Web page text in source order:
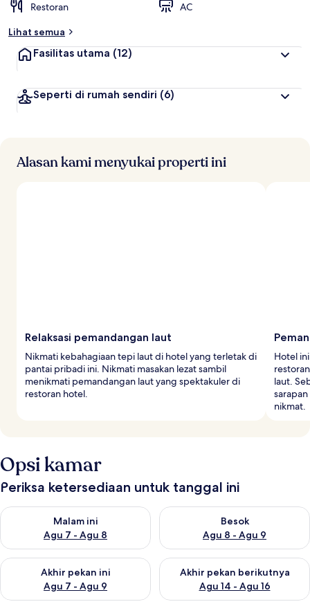
Restoran
AC
Lihat semua
Fasilitas utama (12)
Seperti di rumah sendiri (6)
Alasan kami menyukai properti ini
Relaksasi pemandangan laut
Nikmati kebahagiaan tepi laut di hotel yang terletak di
pantai pribadi ini. Nikmati masakan lezat sambil
menikmati pemandangan laut yang spektakuler di
restoran hotel.
Hotel
laut.
nikmat.
Opsi kamar
Periksa ketersediaan untuk tanggal ini
Malam ini
Agu 7 - Agu 8
Periksa ketersediaan untuk malam ini Agu 7 - Agu 8
Besok
Agu 8 - Agu 9
Periksa ketersediaan untuk
Akhir pekan ini
Agu 7 - Agu 9
Periksa ketersediaan untuk akhir pekan ini Agu 7 - Agu 9
Akhir pekan berikutnya
Agu 14 - Agu 16
Periksa ketersediaan untuk